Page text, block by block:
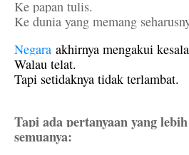
Ke papan tulis.
Ke dunia yang memang
Negara akhirnya mengakui
Walau telat.
Tapi setidaknya tidak terlambat.
Tapi ada pertanyaan yang
semuanya: